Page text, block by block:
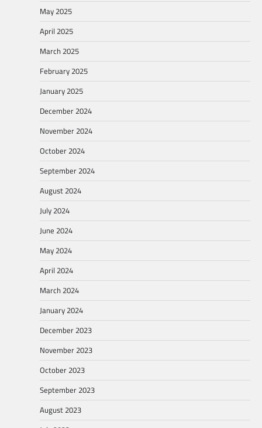
May 2025
April 2025
March 2025
February 2025
January 2025
December 2024
November 2024
October 2024
September 2024
August 2024
July 2024
June 2024
May 2024
April 2024
March 2024
January 2024
December 2023
November 2023
October 2023
September 2023
August 2023